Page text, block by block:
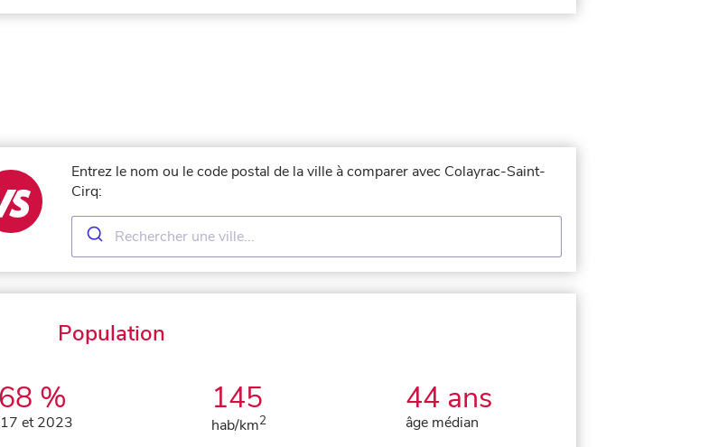
Entrez le nom ou le code postal de la ville à comparer avec Colayrac-Saint-
Cirq:
Population
%
et 2023
145
hab/km2
44 ans
âge médian